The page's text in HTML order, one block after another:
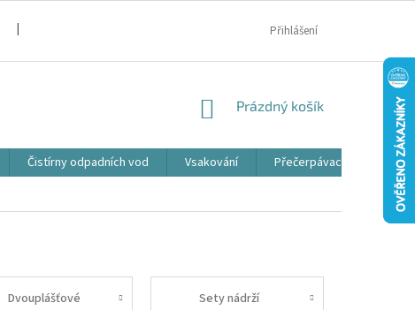
Přihlášení
NÁKUPNÍ
Prázdný košík
Čistírny odpadních vod Vsakování Přečerpávací jímky
Dvouplášťové Sety nádrží